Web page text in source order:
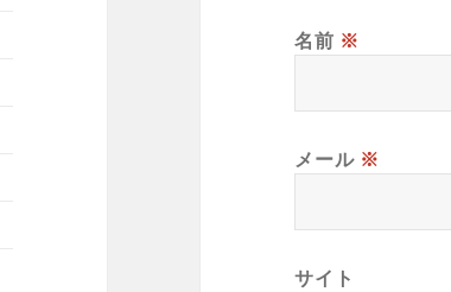
名前 ※
メール ※
サイト